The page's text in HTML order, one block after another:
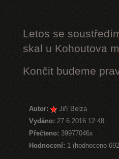
Letos se
skal u Kohoutova
Končit budeme
Autor:
Jiří Belza
Vydáno: 27.6.2016 12:48
Přečteno:39977046x
Hodnocení: 1 (hodnoceno